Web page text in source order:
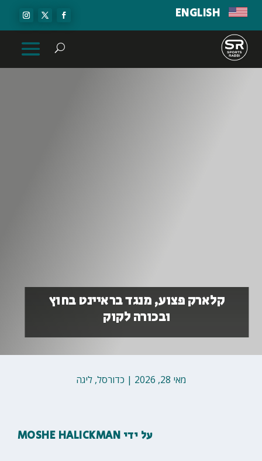
ENGLISH
קלארק פצוע, מנגד בראיינט בחוץ
ובכורה לקוק
מאי 28, 2026 | כדורסל, ליגה
על ידי MOSHE HALICKMAN